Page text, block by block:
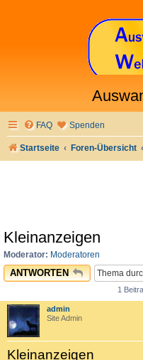
FAQ Spenden
Startseite Foren-Übersicht
Kleinanzeigen
Moderator: Moderatoren
ANTWORTEN
1
admin
Site Admin
Kleinanzeigen